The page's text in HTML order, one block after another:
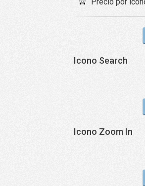
Icono Search
Icono Zoom In